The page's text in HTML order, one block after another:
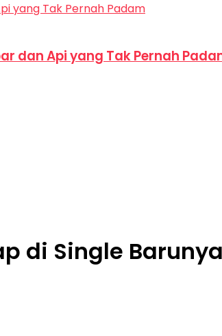
dan Api yang Tak Pernah
di Single Barunya